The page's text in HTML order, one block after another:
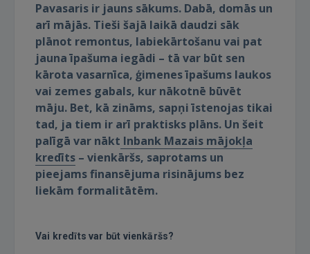
Pavasaris ir jauns sākums. Dabā, domās un
arī mājās. Tieši šajā laikā daudzi sāk
plānot remontus, labiekārtošanu vai pat
jauna īpašuma iegādi – tā var būt sen
kārota vasarnīca, ģimenes īpašums laukos
vai zemes gabals, kur nākotnē būvēt
māju. Bet, kā zināms, sapņi īstenojas tikai
tad, ja tiem ir arī praktisks plāns. Un šeit
palīgā var nākt Inbank Mazais mājokļa
kredīts – vienkāršs, saprotams un
pieejams finansējuma risinājums bez
liekām formalitātēm.
Vai kredīts var būt vienkāršs?